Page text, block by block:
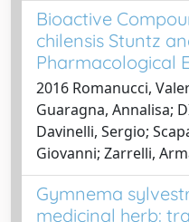
Bioactive
chilensis Stuntz
Pharmacological
2016 Romanucci,
Guaragna, Annalisa;
Davinelli, Sergio;
Giovanni; Zarrelli,
Gymnema
medicinal herb: